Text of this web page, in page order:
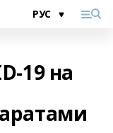
19 на